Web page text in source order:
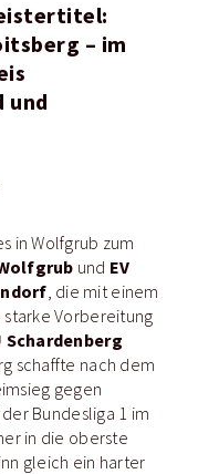
– im
und
in Wolfgrub zum
und EV
, die mit einem
starke Vorbereitung
Schardenberg
schaffte nach dem
gegen
Bundesliga 1 im
in die oberste
gleich ein harter